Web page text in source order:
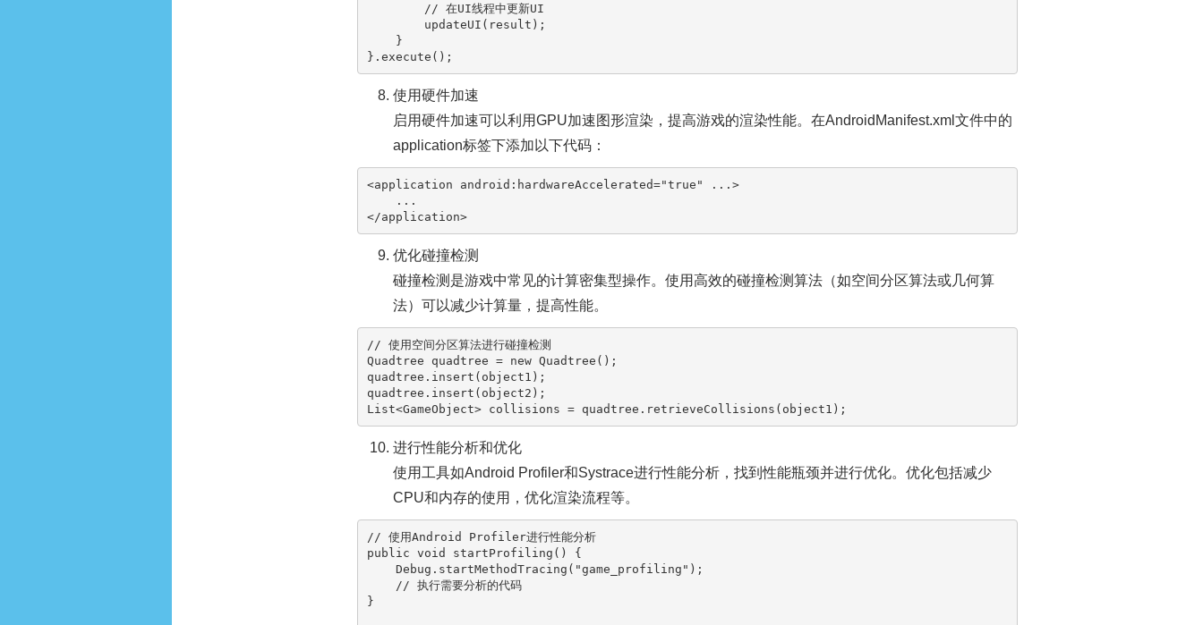
// 在UI线程中更新UI
使用硬件加速
启用硬件加速可以利用GPU加速图形渲染，提高游戏的渲染性能。在AndroidManifest.xml文件中的
application标签下添加以下代码：
<application android:hardwareAccelerated="true" ... >
</application>
优化碰撞检测
碰撞检测是游戏中常见的计算密集型操作。使用高效的碰撞检测算法（如空间分区算法或几何算
法）可以减少计算量，提高性能。
// 使用空间分区算法进行碰撞检测
Quadtree
quadtree = new Quadtree ();
quadtree.insert(object1);
quadtree.insert(object2);
进行性能分析和优化
使用工具如Android Profiler和Systrace进行性能分析，找到性能瓶颈并进行优化。优化包括减少
CPU和内存的使用，优化渲染流程等。
// 使用Android Profiler进行性能分析
public void startProfiling ()
{
    Debug.startMethodTracing(
"game_profiling" );
// 执行需要分析的代码
}